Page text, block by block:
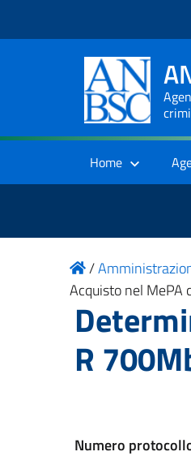
Home
/
Acquisto nel MePA
R
Numero